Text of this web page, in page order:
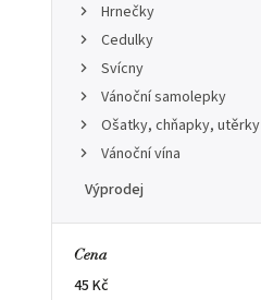
Hrnečky
Cedulky
Svícny
Vánoční samolepky
Ošatky, chňapky, utěrky
Vánoční vína
Výprodej
Cena
45 Kč